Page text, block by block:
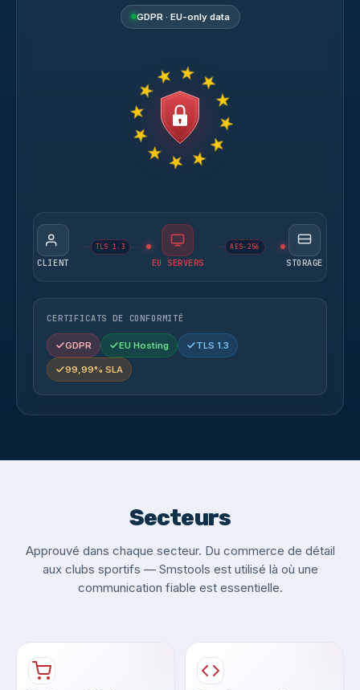
GDPR · EU-only data
CLIENT
TLS 1.3
EU SERVERS
AES-256
STORAGE
CERTIFICATS DE CONFORMITÉ
GDPR EU Hosting TLS 1.3
99,99% SLA
Secteurs
Approuvé dans chaque secteur. Du commerce de détail
aux clubs sportifs — Smstools est utilisé là où une
communication fiable est essentielle.